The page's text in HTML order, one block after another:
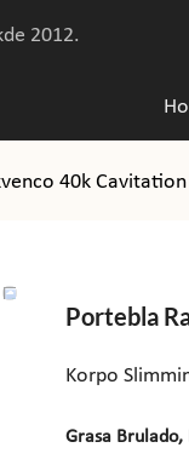
2012.
40k
Portebla
Korpo
Grasa Brulado,